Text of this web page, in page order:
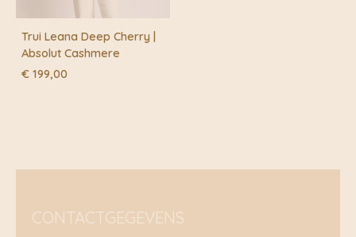
Trui Leana Deep Cherry |
Absolut Cashmere
€ 199,00
CONTACTGEGEVENS